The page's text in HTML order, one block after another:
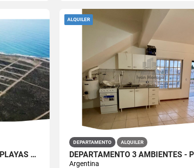
LOTE NUEVO HORIZONTE - M 155 PLAYAS DORADAS - SIERRA GRANDE- RIO NEGRO
ALQUILER
DEPARTAMENTO ALQUILER
Argentina